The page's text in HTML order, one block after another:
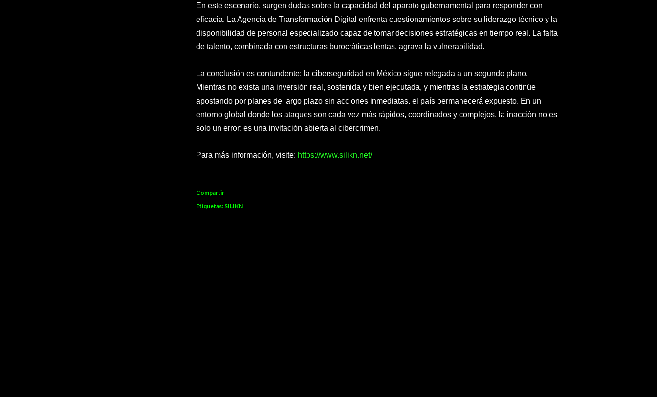
En este escenario, surgen dudas sobre la capacidad del aparato gubernamental para responder con
eficacia. La Agencia de Transformación Digital enfrenta cuestionamientos sobre su liderazgo técnico y la
disponibilidad de personal especializado capaz de tomar decisiones estratégicas en tiempo real. La falta
de talento, combinada con estructuras burocráticas lentas, agrava la vulnerabilidad.
La conclusión es contundente: la ciberseguridad en México sigue relegada a un segundo plano.
Mientras no exista una inversión real, sostenida y bien ejecutada, y mientras la estrategia continúe
apostando por planes de largo plazo sin acciones inmediatas, el país permanecerá expuesto. En un
entorno global donde los ataques son cada vez más rápidos, coordinados y complejos, la inacción no es
solo un error: es una invitación abierta al cibercrimen.
Para más información, visite: https://www.silikn.net/
Compartir
Etiquetas: SILIKN